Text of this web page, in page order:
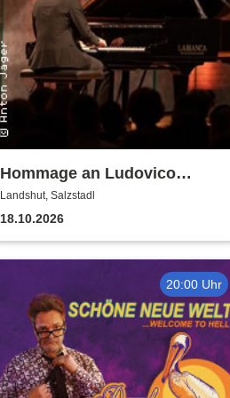
Hommage an Ludovico
Einaudi - von Jonah Stabe
Landshut, Salzstadl
18.10.2026
20:00 Uhr